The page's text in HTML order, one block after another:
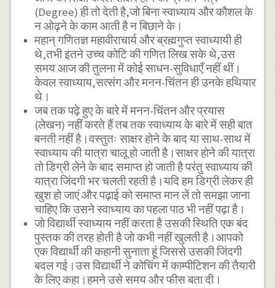
(Degree) ही तो देती है,जो बिना स्वाध्याय और कौशल के
न ओढ़ने के काम आती है न बिछाने के।
महान् गणितज्ञ महावीराचार्य और ब्रह्मगुप्त स्वाध्यायी ही
थे,तभी इतने उच्च कोटि की गणित लिख सके थे,उस
समय आज की तुलना में कोई साधन-सुविधाएँ नहीं थीं।
केवल स्वाध्याय,सत्संग और मनन-चिंतन ही उनके हथियार
थे।
जब तक पढ़े हुए के बारे में मनन-चिंतन और प्रयास
(लेखन) नहीं करते हैं तब तक स्वाध्याय के बारे में सही बात
बनती नहीं है।वस्तुतः साक्षर होने के बाद या साथ-साथ में
स्वाध्याय की यात्रा चालू हो जाती है।साक्षर होने की यात्रा
तो डिग्री लेने के बाद समाप्त हो जाती है परंतु स्वाध्याय की
यात्रा जिंदगी भर चलती रहती है।यदि हम डिग्री लेकर ही
खुश हो जाएं और पढ़ाई को समाप्त मान लें तो समझा जाना
चाहिए कि उसने स्वाध्याय का पहला पाठ भी नहीं पढ़ा है।
जो विद्यार्थी स्वाध्याय नहीं करता है उसकी स्थिति एक बंद
पुस्तक की तरह होती है जो कभी नहीं खुलती है।आपको
एक विद्यार्थी की कहानी सुनाता हूं जिससे उसकी जिंदगी
बदल गई।उस विद्यार्थी ने कोचिंग में काम्पीटिशन की तैयारी
के लिए कहा।हमने उसे समय और फीस बता दी।